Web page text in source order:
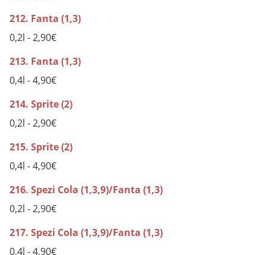
212. Fanta (1,3)
0,2l - 2,90€
213. Fanta (1,3)
0,4l - 4,90€
214. Sprite (2)
0,2l - 2,90€
215. Sprite (2)
0,4l - 4,90€
216. Spezi Cola (1,3,9)/Fanta (1,3)
0,2l - 2,90€
217. Spezi Cola (1,3,9)/Fanta (1,3)
0,4l - 4,90€